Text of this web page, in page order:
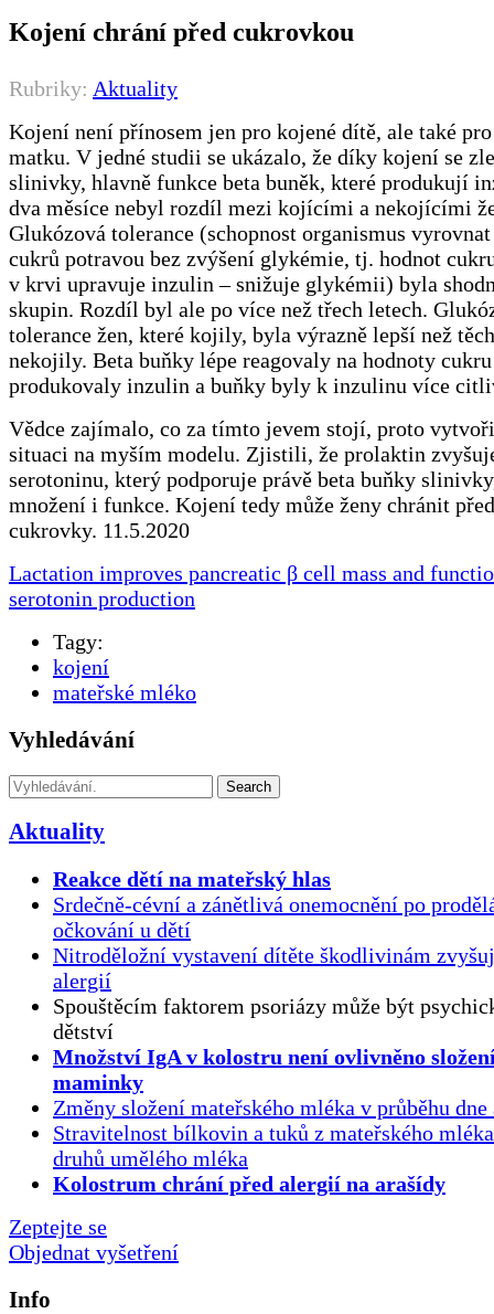
Kojení chrání před cukrovkou
Rubriky: Aktuality
Kojení není přínosem jen pro kojené dítě, ale také
matku. V jedné studii se ukázalo, že díky kojení se
slinivky, hlavně funkce beta buněk, které produkují
dva měsíce nebyl rozdíl mezi kojícími a nekojícími
Glukózová tolerance (schopnost organismus
cukrů potravou bez zvýšení glykémie, tj. hodnot
v krvi upravuje inzulin – snižuje glykémii) byla
skupin. Rozdíl byl ale po více než třech letech.
tolerance žen, které kojily, byla výrazně lepší než
nekojily. Beta buňky lépe reagovaly na hodnoty
produkovaly inzulin a buňky byly k inzulinu více
Vědce zajímalo, co za tímto jevem stojí, proto
situaci na myším modelu. Zjistili, že prolaktin
serotoninu, který podporuje právě beta buňky
množení i funkce. Kojení tedy může ženy chránit
cukrovky. 11.5.2020
Lactation improves pancreatic β cell mass and
serotonin production
Tagy:
kojení
mateřské mléko
Vyhledávání
Search
Aktuality
Reakce dětí na mateřský hlas
Srdečně-cévní a zánětlivá onemocnění po
očkování u dětí
Nitroděložní vystavení dítěte škodlivinám
alergií
Spouštěcím faktorem psoriázy může být
dětství
Množství IgA v kolostru není ovlivněno
maminky
Změny složení mateřského mléka v průběhu dne
Stravitelnost bílkovin a tuků z mateřského
druhů umělého mléka
Kolostrum chrání před alergií na arašídy
Zeptejte se
Objednat vyšetření
Info